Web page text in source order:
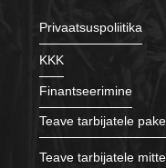
Privaatsuspoliitika
KKK
Finantseerimine
Teave tarbijatele
Teave tarbijatele